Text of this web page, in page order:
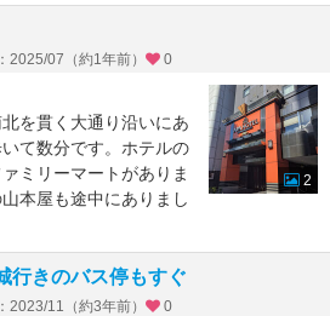
2025/07（約1年前） 0
を貫く大通り沿いにあ
て数分です。ホテルの
ミリーマートがありま
本屋も途中にありまし
2
行きのバス停もすぐ
2023/11（約3年前） 0